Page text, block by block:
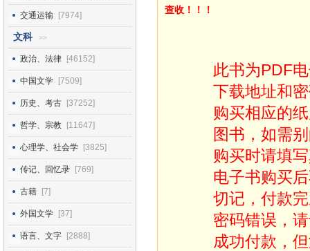
交通运输 [7974]
文科 >>
政治、法律 [46152]
中国文学 [7509]
历史、考古 [37252]
哲学、宗教 [11647]
心理学、社会学 [3825]
传记、回忆录 [769]
古籍 [7]
外国文学 [37]
语言、文字 [2888]
查收！！！
此书为PDF
下载地址和
购买相应的
图书，如需
购买时请填
电子书购买
切记，付款
密码错误，
成功付款，